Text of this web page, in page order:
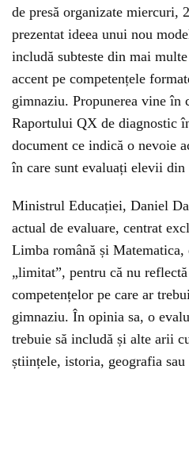
de presă organizate miercuri,
prezentat ideea unui nou
includă subteste din mai
accent pe competențele
gimnaziu. Propunerea vine în
Raportului QX de diagnostic
document ce indică o nevoie
în care sunt evaluați elevii din
Ministrul Educației, Daniel
actual de evaluare, centrat
Limba română și
„limitat”, pentru că nu
competențelor pe care ar
gimnaziu. În opinia sa, o
trebuie să includă și alte arii
științele, istoria, geografia